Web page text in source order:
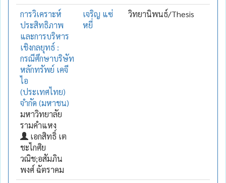
การวิเคราะห์
ประสิทธิภาพ
และการบริหาร
เชิงกลยุทธ์ :
กรณีศึกษาบริษัท
หลักทรัพย์ เคจี
ไอ
(ประเทศไทย)
จำกัด (มหาชน)
มหาวิทยาลัย
รามคำแหง
เอกสิทธิ์ เต
ชะไกศิย
วณิช;อสัมภิน
พงศ์ ฉัตราคม
เจริญ แซ่
หยี่
วิทยานิพนธ์/Thesis